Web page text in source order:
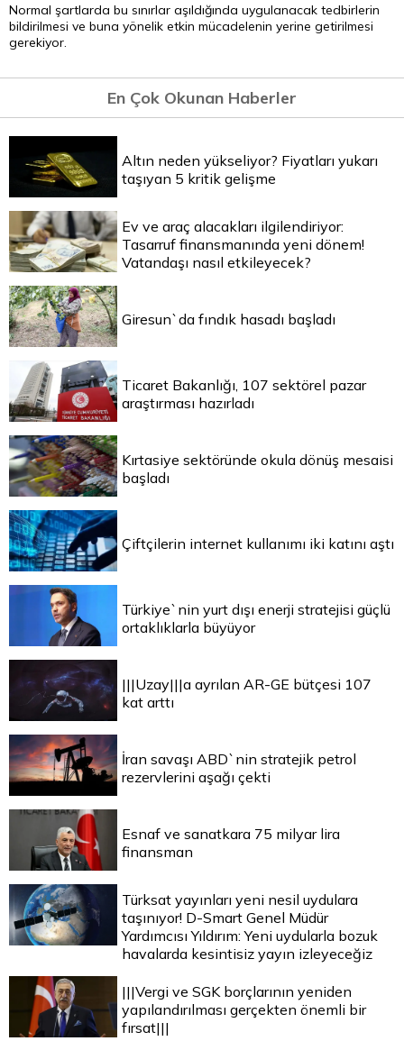
Normal şartlarda bu sınırlar aşıldığında uygulanacak tedbirlerin
bildirilmesi ve buna yönelik etkin mücadelenin yerine getirilmesi
gerekiyor.
En Çok Okunan Haberler
Altın neden yükseliyor? Fiyatları yukarı
taşıyan 5 kritik gelişme
Ev ve araç alacakları ilgilendiriyor:
Tasarruf finansmanında yeni dönem!
Vatandaşı nasıl etkileyecek?
Giresun`da fındık hasadı başladı
Ticaret Bakanlığı, 107 sektörel pazar
araştırması hazırladı
Kırtasiye sektöründe okula dönüş mesaisi
başladı
Çiftçilerin internet kullanımı iki katını aştı
Türkiye`nin yurt dışı enerji stratejisi güçlü
ortaklıklarla büyüyor
|||Uzay|||a ayrılan AR-GE bütçesi 107
kat arttı
İran savaşı ABD`nin stratejik petrol
rezervlerini aşağı çekti
Esnaf ve sanatkara 75 milyar lira
finansman
Türksat yayınları yeni nesil uydulara
taşınıyor! D-Smart Genel Müdür
Yardımcısı Yıldırım: Yeni uydularla bozuk
havalarda kesintisiz yayın izleyeceğiz
|||Vergi ve SGK borçlarının yeniden
yapılandırılması gerçekten önemli bir
fırsat|||